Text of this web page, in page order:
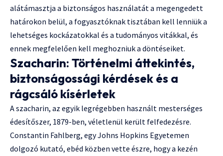
alátámasztja a biztonságos használatát a megengedett
határokon belül, a fogyasztóknak tisztában kell lenniük a
lehetséges kockázatokkal és a tudományos vitákkal, és
ennek megfelelően kell meghozniuk a döntéseiket.
Szacharin: Történelmi áttekintés,
biztonságossági kérdések és a
rágcsáló kísérletek
A szacharin, az egyik legrégebben használt mesterséges
édesítőszer, 1879-ben, véletlenül került felfedezésre.
Constantin Fahlberg, egy Johns Hopkins Egyetemen
dolgozó kutató, ebéd közben vette észre, hogy a kezén